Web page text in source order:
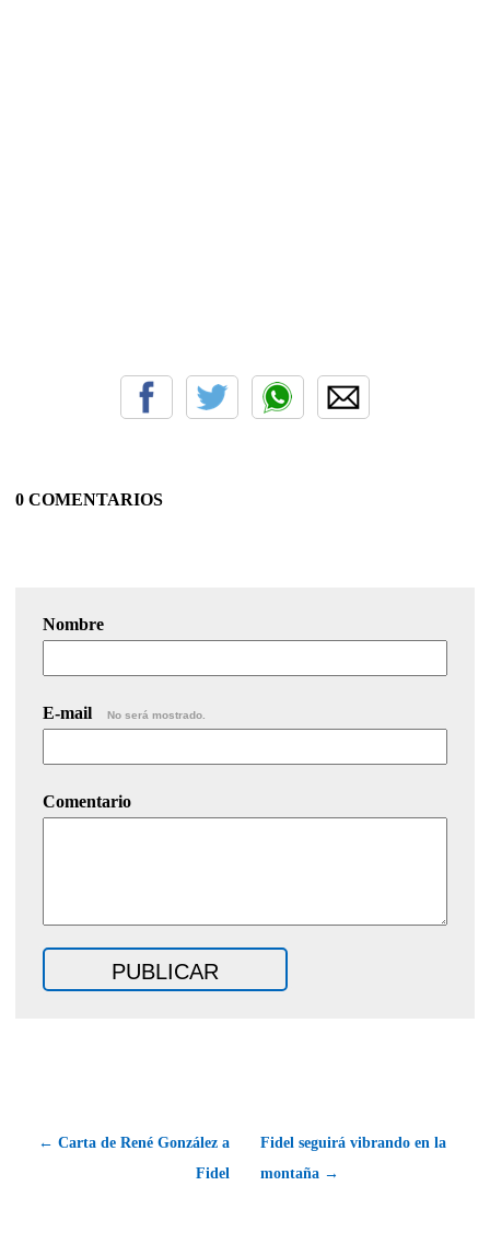
0 COMENTARIOS
Nombre
E-mail No será mostrado.
Comentario
← Carta de René González a
Fidel
Fidel seguirá vibrando en la
montaña →